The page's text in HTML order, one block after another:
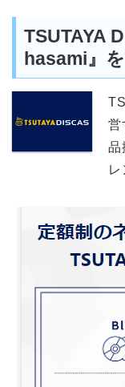
TSUTAYA
hasami』
営
品
レ